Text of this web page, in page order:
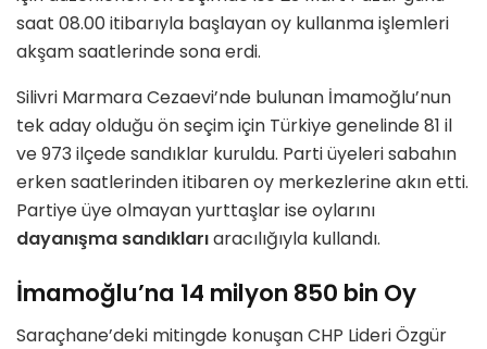
saat 08.00 itibarıyla başlayan oy kullanma işlemleri
akşam saatlerinde sona erdi.
Silivri Marmara Cezaevi’nde bulunan İmamoğlu’nun
tek aday olduğu ön seçim için Türkiye genelinde 81 il
ve 973 ilçede sandıklar kuruldu. Parti üyeleri sabahın
erken saatlerinden itibaren oy merkezlerine akın etti.
Partiye üye olmayan yurttaşlar ise oylarını
dayanışma sandıklarıaracılığıyla kullandı.
İmamoğlu’na 14 milyon 850 bin Oy
Saraçhane’deki mitingde konuşan CHP Lideri Özgür